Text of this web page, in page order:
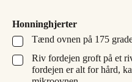
Honninghjerter
▢
Tænd ovnen på 175
▢
Riv fordejen groft på et
fordejen er alt for hård,